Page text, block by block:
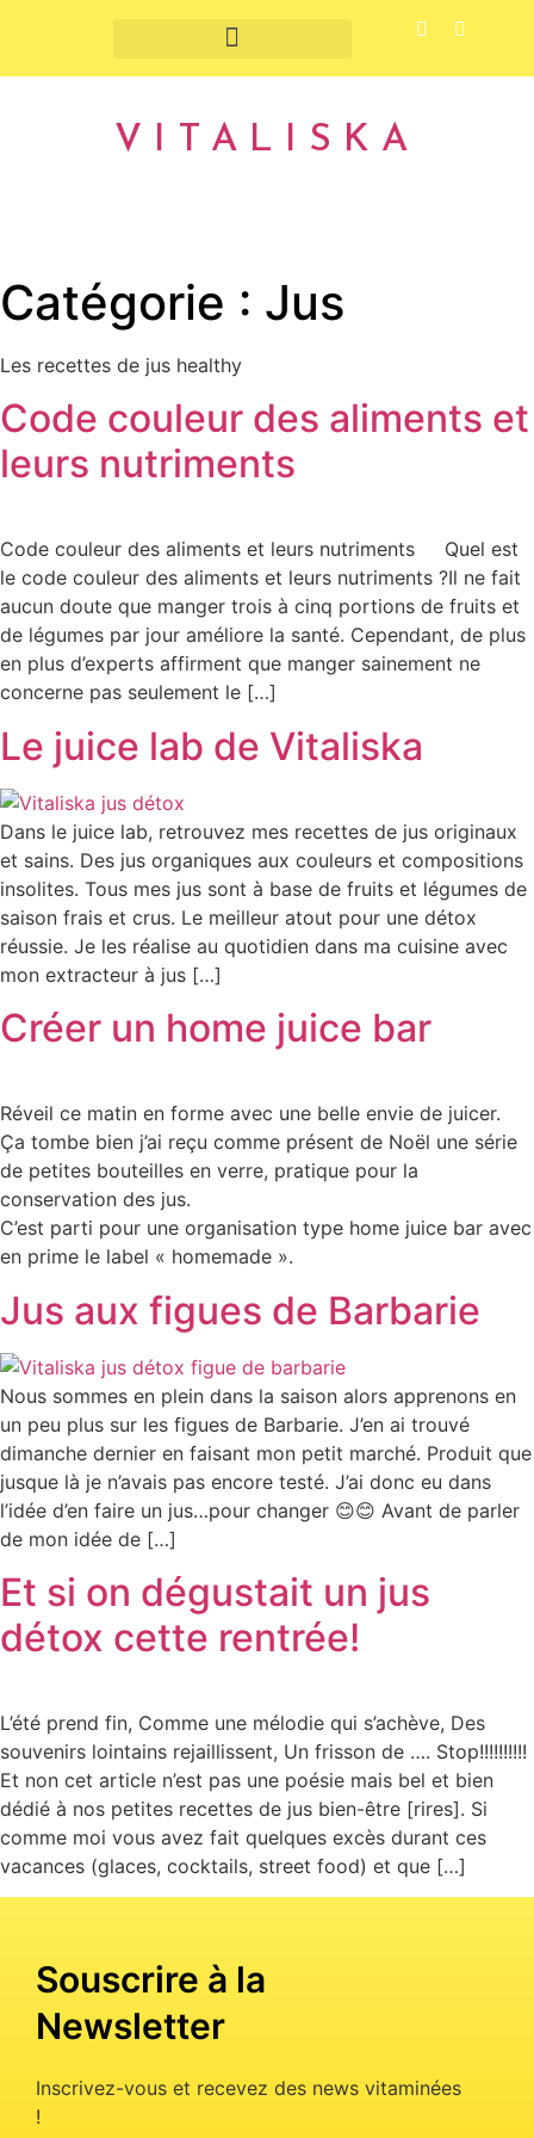
VITALISKA
Catégorie : Jus
Les recettes de jus healthy
Code couleur des aliments et
leurs nutriments
Code couleur des aliments et leurs nutriments Quel est
le code couleur des aliments et leurs nutriments ?Il ne fait
aucun doute que manger trois à cinq portions de fruits et
de légumes par jour améliore la santé. Cependant, de plus
en plus d’experts affirment que manger sainement ne
concerne pas seulement le […]
Le juice lab de Vitaliska
Dans le juice lab, retrouvez mes recettes de jus originaux
et sains. Des jus organiques aux couleurs et compositions
insolites. Tous mes jus sont à base de fruits et légumes de
saison frais et crus. Le meilleur atout pour une détox
réussie. Je les réalise au quotidien dans ma cuisine avec
mon extracteur à jus […]
Créer un home juice bar
Réveil ce matin en forme avec une belle envie de juicer.
Ça tombe bien j’ai reçu comme présent de Noël une série
de petites bouteilles en verre, pratique pour la
conservation des jus.
C’est parti pour une organisation type home juice bar avec
en prime le label « homemade ».
Jus aux figues de Barbarie
Nous sommes en plein dans la saison alors apprenons en
un peu plus sur les figues de Barbarie. J’en ai trouvé
dimanche dernier en faisant mon petit marché. Produit que
jusque là je n’avais pas encore testé. J’ai donc eu dans
l’idée d’en faire un jus…pour changer 😊😊 Avant de parler
de mon idée de […]
Et si on dégustait un jus
détox cette rentrée!
L’été prend fin, Comme une mélodie qui s’achève, Des
souvenirs lointains rejaillissent, Un frisson de …. Stop!!!!!!!!!!
Et non cet article n’est pas une poésie mais bel et bien
dédié à nos petites recettes de jus bien-être [rires]. Si
comme moi vous avez fait quelques excès durant ces
vacances (glaces, cocktails, street food) et que […]
Souscrire à la
Newsletter
Inscrivez-vous et recevez des news vitaminées
!